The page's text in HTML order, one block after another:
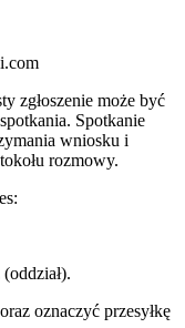
zgłoszenie może być
Spotkanie
wniosku i
rozmowy.
oznaczyć przesyłkę